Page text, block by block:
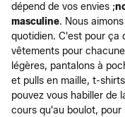
dépend de vos envies ;
masculine. Nous
quotidien. C'est pour ça
vêtements pour
légères, pantalons à
et pulls en maille, t-
pouvez vous habiller de
cours qu'au boulot,